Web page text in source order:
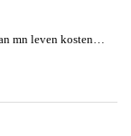
mn leven kosten…